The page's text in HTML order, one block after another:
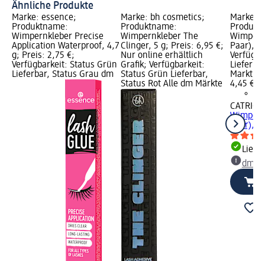
Ähnliche Produkte
Marke: essence;
Produktname:
Wimpernkleber Precise
Application Waterproof, 4,7
g; Preis: 2,75 €;
Verfügbarkeit: Status Grün
Lieferbar, Status Grau dm
Marke: bh cosmetics;
Produktname:
Wimpernkleber The
Clinger, 5 g; Preis: 6,95 €;
Nur online erhältlich
Grafik; Verfügbarkeit:
Status Grün Lieferbar,
Status Rot Alle dm Märkte
Marke:
Paar), 1
Markt
4,45 €
CATRICE
Paar), 1
dm